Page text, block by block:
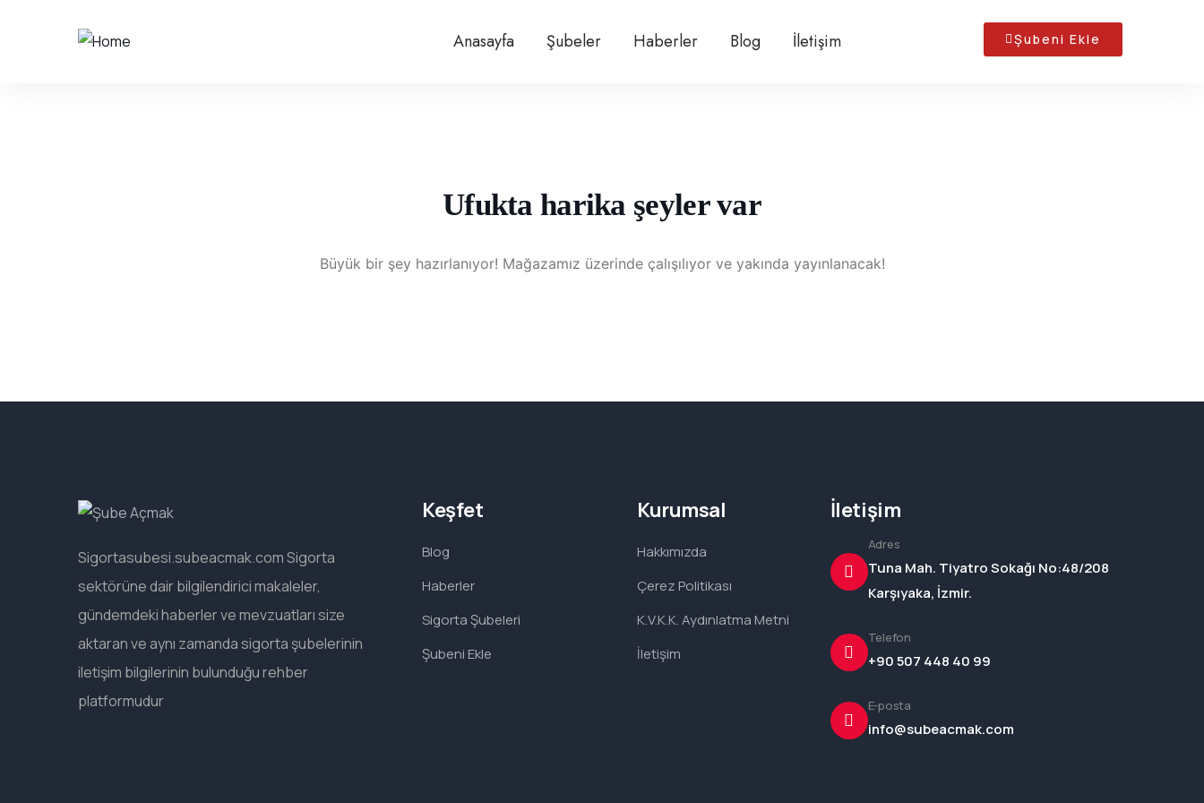
Anasayfa Şubeler Haberler Blog İletişim Şubeni Ekle
Ufukta harika şeyler var
Büyük bir şey hazırlanıyor! Mağazamız üzerinde çalışılıyor ve yakında yayınlanacak!
Sigortasubesi.subeacmak.com Sigorta
sektörüne dair bilgilendirici makaleler,
gündemdeki haberler ve mevzuatları size
aktaran ve aynı zamanda sigorta şubelerinin
iletişim bilgilerinin bulunduğu rehber
platformudur
Keşfet
Blog
Haberler
Sigorta Şubeleri
Şubeni Ekle
Kurumsal
Hakkımızda
Çerez Politikası
K.V.K.K. Aydınlatma Metni
İletişim
İletişim
Adres
Tuna Mah. Tiyatro Sokağı No:48/208
Karşıyaka, İzmir.
Telefon
+90 507 448 40 99
E-posta
info@subeacmak.com